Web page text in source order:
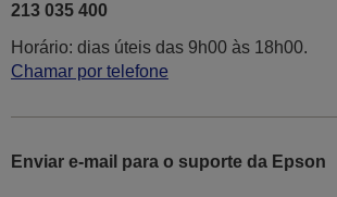
213 035 400
Horário: dias úteis das 9h00 às 18h00.
Chamar por telefone
Enviar e-mail para o suporte da Epson